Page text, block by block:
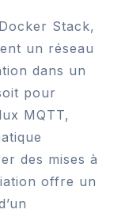
Stack,
un réseau
dans un
pour
MQTT,
des mises à
offre un